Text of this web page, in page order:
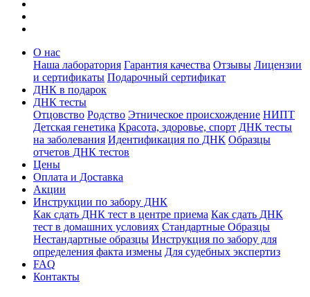
О нас
Наша лаборатория Гарантия качества Отзывы Лицензии
и сертификаты Подарочный сертификат
ДНК в подарок
ДНК тесты
Отцовство Родство Этническое происхождение НИПТ
Детская генетика Красота, здоровье, спорт ДНК тесты
на заболевания Идентификация по ДНК Образцы
отчетов ДНК тестов
Цены
Оплата и Доставка
Акции
Инструкции по забору ДНК
Как сдать ДНК тест в центре приема Как сдать ДНК
тест в домашних условиях Стандартные Образцы
Нестандартные образцы Инструкция по забору для
определения факта измены Для судебных экспертиз
FAQ
Контакты